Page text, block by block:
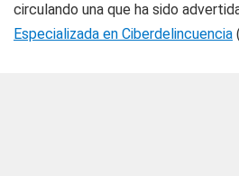
circulando una que ha sido
Especializada en Ciberdelincuencia